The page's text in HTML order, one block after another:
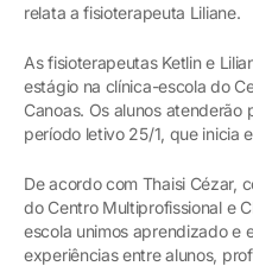
relata a fisioterapeuta Liliane.
As fisioterapeutas Ketlin e
estágio na clínica-escola do
Canoas. Os alunos
período letivo 25/1, que inicia
De acordo com Thaisi Cézar,
do Centro Multiprofissional e
escola unimos aprendizado e
experiências entre alunos,